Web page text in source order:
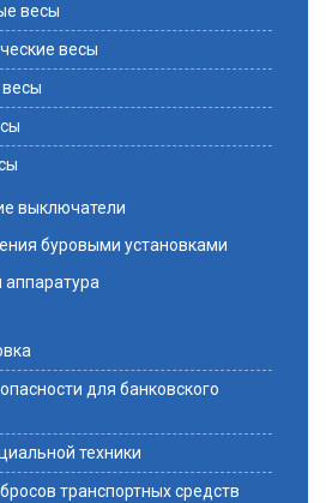
весы
весы
выключатели
буровыми установками
аппаратура
для банковского
техники
транспортных средств